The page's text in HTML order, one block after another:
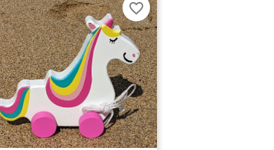
favorite_border